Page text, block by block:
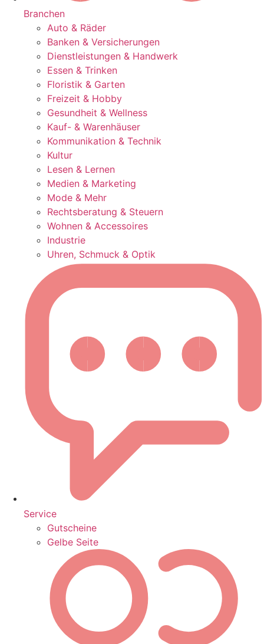
Branchen
Auto & Räder
Banken & Versicherungen
Dienstleistungen & Handwerk
Essen & Trinken
Floristik & Garten
Freizeit & Hobby
Gesundheit & Wellness
Kauf- & Warenhäuser
Kommunikation & Technik
Kultur
Lesen & Lernen
Medien & Marketing
Mode & Mehr
Rechtsberatung & Steuern
Wohnen & Accessoires
Industrie
Uhren, Schmuck & Optik
Service
Gutscheine
Gelbe Seite